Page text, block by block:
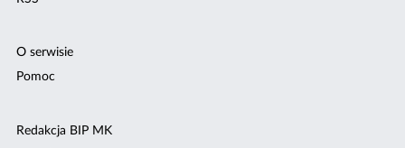
O serwisie
Pomoc
Redakcja BIP MK